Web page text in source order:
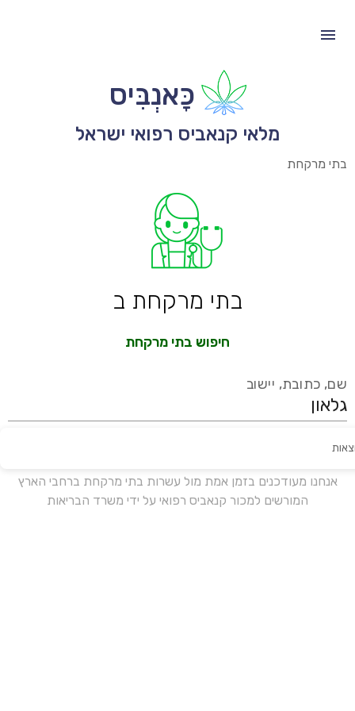
כָּאנְבִּיס
מלאי קנאביס רפואי ישראל
בתי מרקחת
בתי מרקחת ב
חיפוש בתי מרקחת
שם, כתובת, יישוב
אנחנו מעודכנים בזמן אמת מול עשרות בתי מרקחת ברחבי הארץ
המורשים למכור קנאביס רפואי על ידי משרד הבריאות